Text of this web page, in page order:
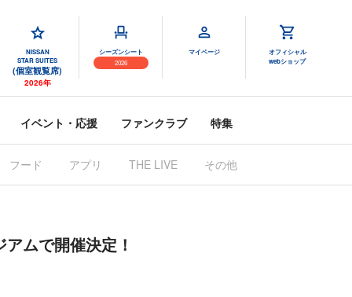
NISSAN
STAR SUITES
(個室観覧席)
2026年
シーズンシート
2026
マイページ
オフィシャル
webショップ
イベント・応援 ファンクラブ 特集
フード アプリ THE LIVE その他
ムで開催決定！